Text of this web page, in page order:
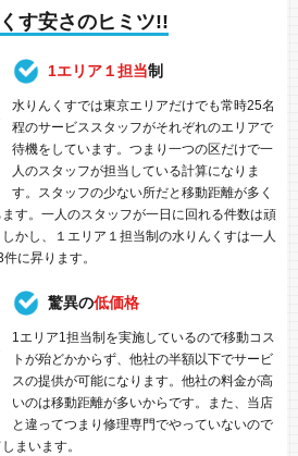
す安さのヒミツ!!
1エリア１担当制
水りんくすでは東京エリアだけでも常時25名
程のサービススタッフがそれぞれのエリアで
待機をしています。つまり一つの区だけで一
人のスタッフが担当している計算になりま
す。スタッフの少ない所だと移動距離が多く
す。一人のスタッフが一日に回れる件数は頑
かし、１エリア１担当制の水りんくすは一人
に昇ります。
驚異の低価格
1エリア1担当制を実施しているので移動コス
トが殆どかからず、他社の半額以下でサービ
スの提供が可能になります。他社の料金が高
いのは移動距離が多いからです。また、当店
と違ってつまり修理専門でやっていないので
まいます。